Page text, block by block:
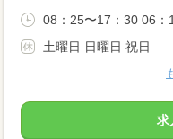
08：25〜17：30 06
土曜日 日曜日 祝日
求